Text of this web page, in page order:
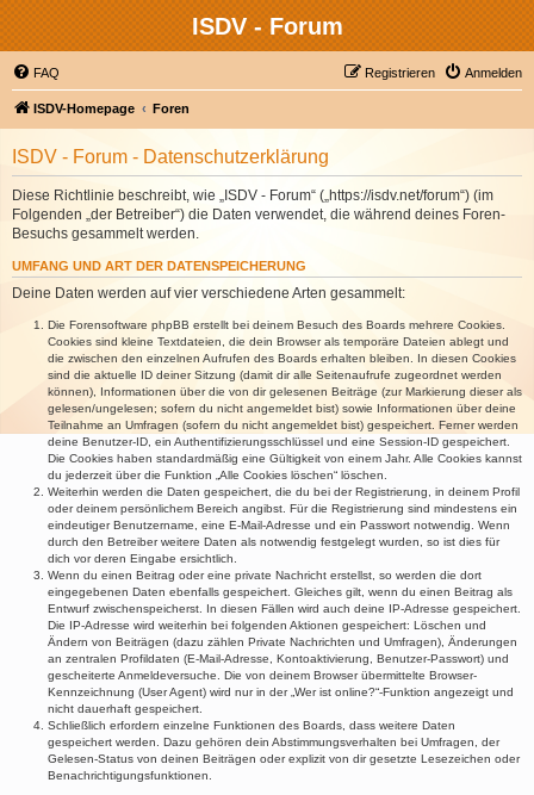
ISDV - Forum
FAQ Anmelden
Registrieren
ISDV-Homepage Foren
ISDV - Forum - Datenschutzerklärung
Diese Richtlinie beschreibt, wie „ISDV - Forum“ („https://isdv.net/forum“) (im
Folgenden „der Betreiber“) die Daten verwendet, die während deines Foren-
Besuchs gesammelt werden.
UMFANG UND ART DER DATENSPEICHERUNG
Deine Daten werden auf vier verschiedene Arten gesammelt:
Die Forensoftware phpBB erstellt bei deinem Besuch des Boards mehrere Cookies.
Cookies sind kleine Textdateien, die dein Browser als temporäre Dateien ablegt und
die zwischen den einzelnen Aufrufen des Boards erhalten bleiben. In diesen Cookies
sind die aktuelle ID deiner Sitzung (damit dir alle Seitenaufrufe zugeordnet werden
können), Informationen über die von dir gelesenen Beiträge (zur Markierung dieser als
gelesen/ungelesen; sofern du nicht angemeldet bist) sowie Informationen über deine
Teilnahme an Umfragen (sofern du nicht angemeldet bist) gespeichert. Ferner werden
deine Benutzer-ID, ein Authentifizierungsschlüssel und eine Session-ID gespeichert.
Die Cookies haben standardmäßig eine Gültigkeit von einem Jahr. Alle Cookies kannst
du jederzeit über die Funktion „Alle Cookies löschen“ löschen.
Weiterhin werden die Daten gespeichert, die du bei der Registrierung, in deinem Profil
oder deinem persönlichem Bereich angibst. Für die Registrierung sind mindestens ein
eindeutiger Benutzername, eine E-Mail-Adresse und ein Passwort notwendig. Wenn
durch den Betreiber weitere Daten als notwendig festgelegt wurden, so ist dies für
dich vor deren Eingabe ersichtlich.
Wenn du einen Beitrag oder eine private Nachricht erstellst, so werden die dort
eingegebenen Daten ebenfalls gespeichert. Gleiches gilt, wenn du einen Beitrag als
Entwurf zwischenspeicherst. In diesen Fällen wird auch deine IP-Adresse gespeichert.
Die IP-Adresse wird weiterhin bei folgenden Aktionen gespeichert: Löschen und
Ändern von Beiträgen (dazu zählen Private Nachrichten und Umfragen), Änderungen
an zentralen Profildaten (E-Mail-Adresse, Kontoaktivierung, Benutzer-Passwort) und
gescheiterte Anmeldeversuche. Die von deinem Browser übermittelte Browser-
Kennzeichnung (User Agent) wird nur in der „Wer ist online?“-Funktion angezeigt und
nicht dauerhaft gespeichert.
Schließlich erfordern einzelne Funktionen des Boards, dass weitere Daten
gespeichert werden. Dazu gehören dein Abstimmungsverhalten bei Umfragen, der
Gelesen-Status von deinen Beiträgen oder explizit von dir gesetzte Lesezeichen oder
Benachrichtigungsfunktionen.